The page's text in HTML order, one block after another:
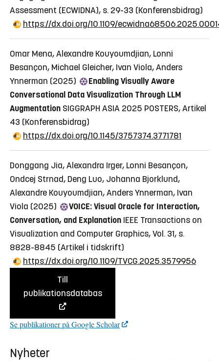
Assessment (ECWIDNA), s. 29-33 (Konferensbidrag)
https://dx.doi.org/10.1109/
Omar Mena, Alexandre Kouyoumdjian, Lonni
Besançon, Michael Gleicher, Ivan Viola, Anders
Ynnerman (2025)
Enabling Visually Aware
Conversational Data Visualization Through LLM
Augmentation SIGGRAPH ASIA 2025 POSTERS, Artikel
43 (Konferensbidrag)
https://dx.doi.org/10.1145/3757374.3771781
Donggang Jia, Alexandra Irger, Lonni Besançon,
Ondcej Strnad, Deng Luo, Johanna Bjorklund,
Alexandre Kouyoumdjian, Anders Ynnerman, Ivan
Viola (2025)
VOICE: Visual Oracle for Interaction,
Conversation, and Explanation IEEE Transactions on
Visualization and Computer Graphics, Vol. 31, s.
8828-8845 (Artikel i tidskrift)
https://dx.doi.org/10.1109/TVCG.2025.3579956
Till
publikationsdatabas
Se publikationer på Google Scholar
Nyheter